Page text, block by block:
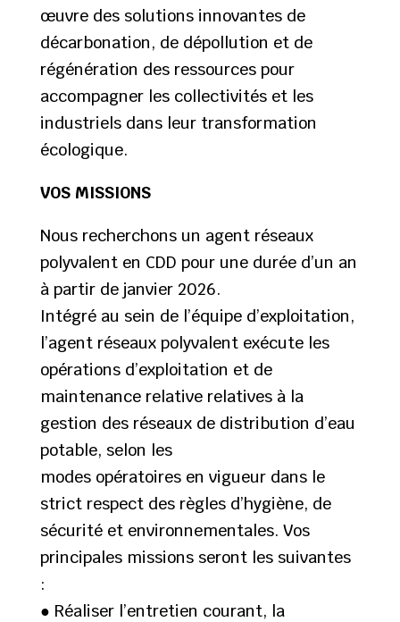
œuvre des solutions innovantes de
décarbonation, de dépollution et de
régénération des ressources pour
accompagner les collectivités et les
industriels dans leur transformation
écologique.
VOS MISSIONS
Nous recherchons un agent réseaux
polyvalent en CDD pour une durée d’un an
à partir de janvier 2026.
Intégré au sein de l’équipe d’exploitation,
l’agent réseaux polyvalent exécute les
opérations d’exploitation et de
maintenance relative relatives à la
gestion des réseaux de distribution d’eau
potable, selon les
modes opératoires en vigueur dans le
strict respect des règles d’hygiène, de
sécurité et environnementales. Vos
principales missions seront les suivantes
:
● Réaliser l’entretien courant, la